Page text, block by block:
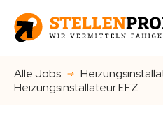
Alle Jobs
Heizungsinstallateur EFZ